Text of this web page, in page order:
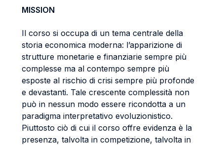
MISSION
Il corso si occupa di un tema centrale della
storia economica moderna: l’apparizione di
strutture monetarie e finanziarie sempre più
complesse ma al contempo sempre più
esposte al rischio di crisi sempre più profonde
e devastanti. Tale crescente complessità non
può in nessun modo essere ricondotta a un
paradigma interpretativo evoluzionistico.
Piuttosto ciò di cui il corso offre evidenza è la
presenza, talvolta in competizione, talvolta in